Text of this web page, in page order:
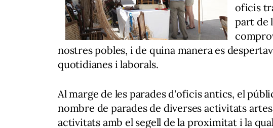
oficis
part de
nostres pobles, i de quina manera es
quotidianesi laborals.
Al marge de les parades d'oficis antics, el
nombre de parades de diverses activitats
activitats amb el segell de la proximitat i la